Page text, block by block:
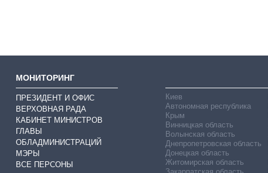
МОНИТОРИНГ
ПРЕЗИДЕНТ И ОФИС
ВЕРХОВНАЯ РАДА
КАБИНЕТ МИНИСТРОВ
ГЛАВЫ
ОБЛАДМИНИСТРАЦИЙ
МЭРЫ
ВСЕ ПЕРСОНЫ
Киев
Автономная республика
Крым
Винницкая область
Волынская область
Днепропетровская область
Донецкая область
Житомирская область